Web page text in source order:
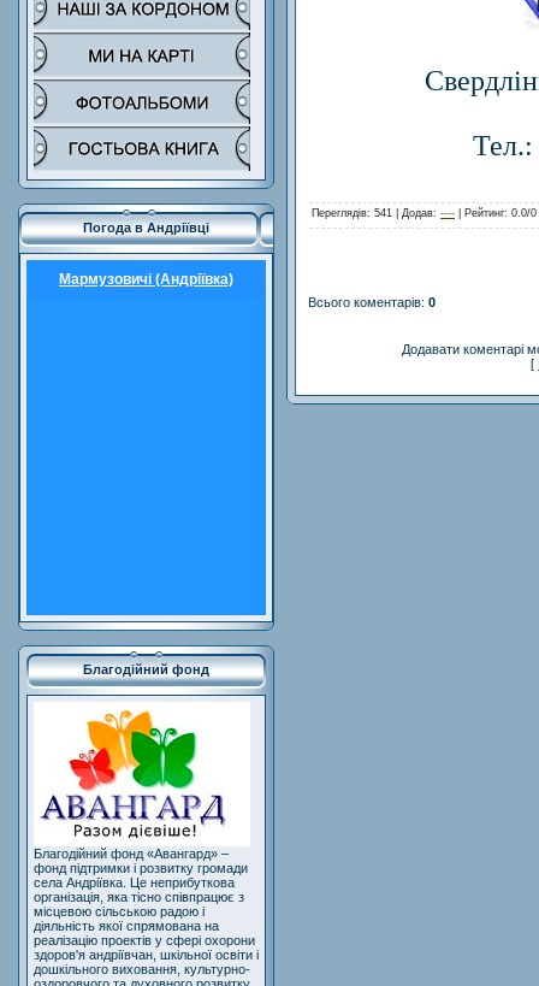
Погода в Андріївці
Мармузовичі (Андріївка)
Благодійний фонд
Благодійний фонд «Авангард» –
фонд підтримки і розвитку громади
села Андріївка. Це неприбуткова
організація, яка тісно співпрацює з
місцевою сільською радою і
діяльність якої спрямована на
реалізацію проектів у сфері охорони
здоров'я андріївчан, шкільної освіти і
дошкільного виховання, культурно-
Тел.:
Переглядів: 541 | Додав: ---- Рейтинг: 0.0/0
Всього коментарів: 0
Додавати коментарі
[